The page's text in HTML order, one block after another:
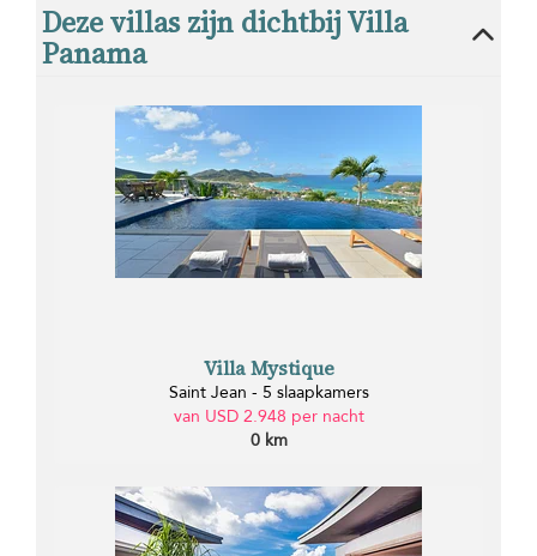
Deze villas zijn dichtbij Villa
Panama
Villa Mystique
Saint Jean - 5 slaapkamers
van USD 2.948 per nacht
0 km